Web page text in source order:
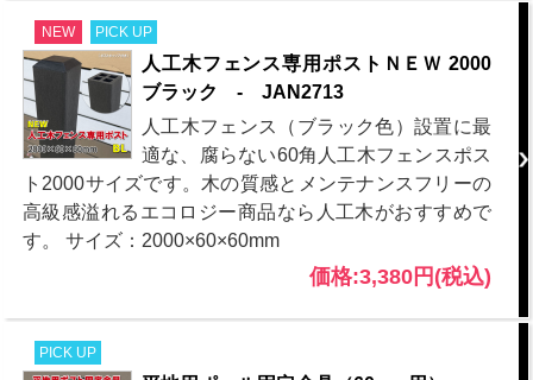
NEW PICK UP
人工木フェンス専用ポストＮＥＷ 2000
ブラック - JAN2713
人工木フェンス（ブラック色）設置に最
適な、腐らない60角人工木フェンスポス
ト2000サイズです。木の質感とメンテナンスフリーの
高級感溢れるエコロジー商品なら人工木がおすすめで
す。 サイズ：2000×60×60mm
価格:3,380円(税込)
PICK UP